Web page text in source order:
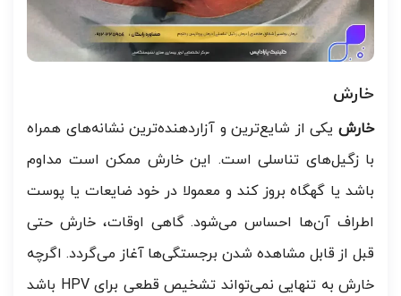
خارش
خارش یکی از شایع‌ترین و آزاردهنده‌ترین نشانه‌های همراه
با زگیل‌های تناسلی است. این خارش ممکن است مداوم
باشد یا گهگاه بروز کند و معمولا در خود ضایعات یا پوست
اطراف آن‌ها احساس می‌شود. گاهی اوقات، خارش حتی
قبل از قابل مشاهده شدن برجستگی‌ها آغاز می‌گردد. اگرچه
خارش به تنهایی نمی‌تواند تشخیص قطعی برای HPV باشد